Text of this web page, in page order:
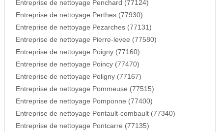
Entreprise de nettoyage Penchard (77124)
Entreprise de nettoyage Perthes (77930)
Entreprise de nettoyage Pezarches (77131)
Entreprise de nettoyage Pierre-levee (77580)
Entreprise de nettoyage Poigny (77160)
Entreprise de nettoyage Poincy (77470)
Entreprise de nettoyage Poligny (77167)
Entreprise de nettoyage Pommeuse (77515)
Entreprise de nettoyage Pomponne (77400)
Entreprise de nettoyage Pontault-combault (77340)
Entreprise de nettoyage Pontcarre (77135)